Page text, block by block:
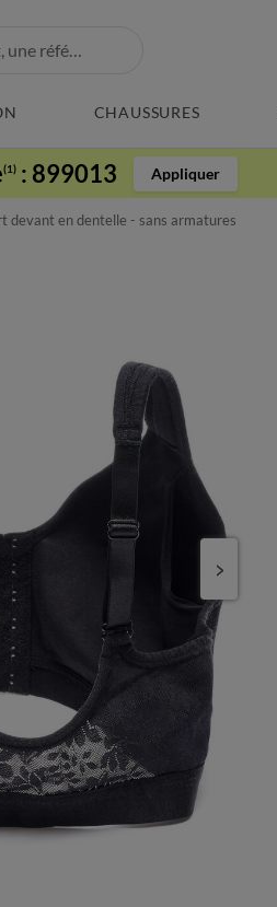
CHAUSSURES
(1) : 899013 Appliquer
devant en dentelle - sans armatures